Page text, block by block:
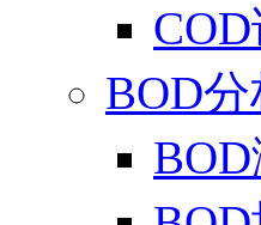
COD
BOD